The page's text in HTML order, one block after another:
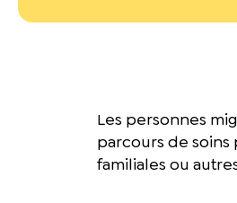
Les personnes
parcours de
familiales ou